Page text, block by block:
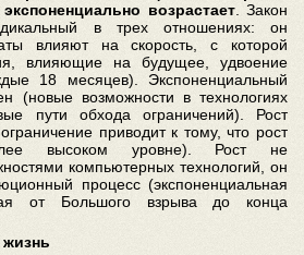
возрастает. Закон
в трех отношениях: он
влияют на скорость, с которой
влияющие на будущее, удвоение
18 месяцев). Экспоненциальный
(новые возможности в технологиях
пути обхода ограничений). Рост
приводит к тому, что рост
высоком уровне). Рост не
компьютерных технологий, он
процесс (экспоненциальная
от Большого взрыва до конца